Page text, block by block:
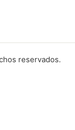
reservados.